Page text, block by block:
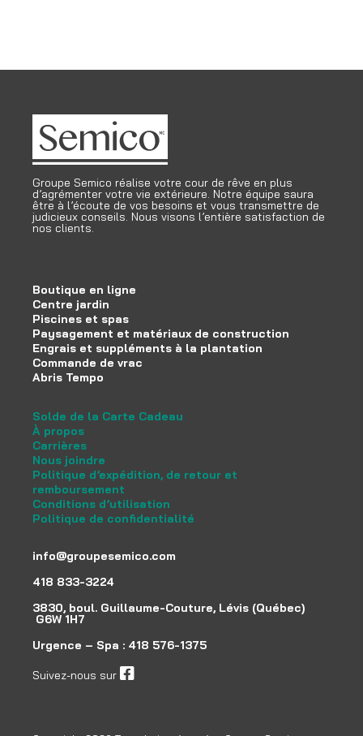
Groupe Semico réalise votre cour de rêve en plus
d’agrémenter votre vie extérieure. Notre équipe saura
être à l’écoute de vos besoins et vous transmettre de
judicieux conseils. Nous visons l’entière satisfaction de
nos clients.
Boutique en ligne
Centre jardin
Piscines et spas
Paysagement et matériaux de construction
Engrais et suppléments à la plantation
Commande de vrac
Abris Tempo
Solde de la Carte Cadeau
À propos
Carrières
Nous joindre
Politique d’expédition, de retour et
remboursement
Conditions d’utilisation
Politique de confidentialité
info@groupesemico.com
418 833-3224
3830, boul. Guillaume-Couture, Lévis (Québec)
G6W 1H7
Urgence – Spa : 418 576-1375
Suivez-nous sur